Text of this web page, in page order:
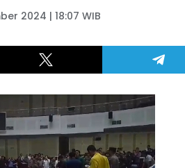
2024 | 18:07 WIB